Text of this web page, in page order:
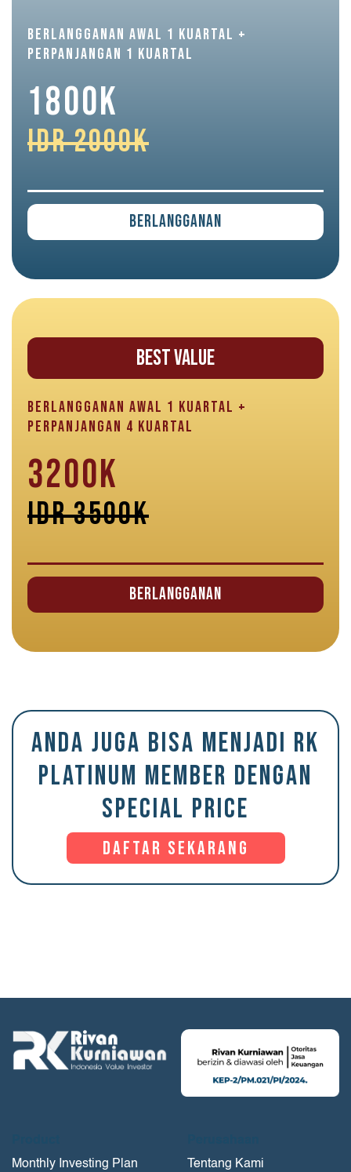
BERLANGGANAN AWAL 1 KUARTAL +
PERPANJANGAN 1 KUARTAL
1800K
IDR 2000K
Berlangganan
BEST VALUE
BERLANGGANAN AWAL 1 KUARTAL +
PERPANJANGAN 4 KUARTAL
3200K
IDR 3500K
Berlangganan
ANDA JUGA BISA MENJADI RK
PLATINUM MEMBER DENGAN
SPECIAL PRICE
Daftar Sekarang
Monthly Investing Plan
Tentang Kami